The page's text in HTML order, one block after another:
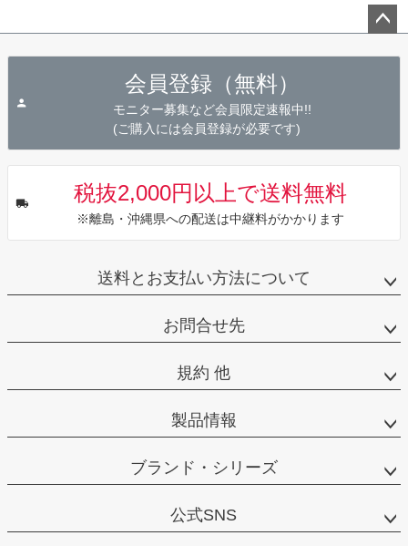
会員登録（無料）
モニター募集など会員限定速報中!!
(ご購入には会員登録が必要です)
税抜2,000円以上で送料無料
※離島・沖縄県への配送は中継料がかかります
送料とお支払い方法について
お問合せ先
規約 他
製品情報
ブランド・シリーズ
公式SNS